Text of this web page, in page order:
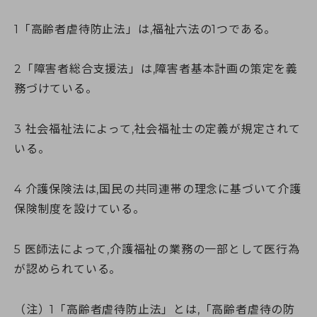
9:00〜18:00（年末年始を除く）
1「高齢者虐待防止法」は,福祉六法の1つである。
2「障害者総合支援法」は,障害者基本計画の策定を義
務づけている。
3 社会福祉法によって,社会福祉士の定義が規定されて
いる。
4 介護保険法は,国民の共同連帯の理念に基づいて介護
保険制度を設けている。
5 医師法によって,介護福祉の業務の一部として医行為
が認められている。
（注）1「高齢者虐待防止法」とは,「高齢者虐待の防